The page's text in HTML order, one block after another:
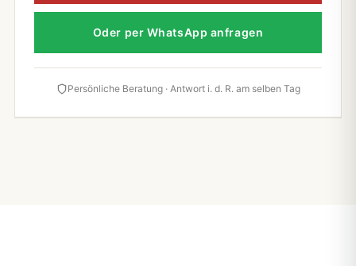
Oder per WhatsApp anfragen
Persönliche Beratung · Antwort i. d. R. am selben Tag